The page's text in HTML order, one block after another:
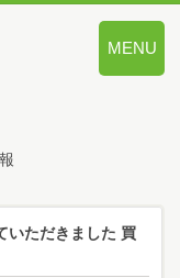
MENU
いただきました 買